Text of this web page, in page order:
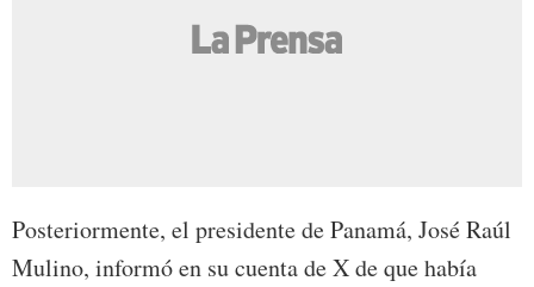
Posteriormente, el presidente de Panamá, José Raúl
Mulino, informó en su cuenta de X de que había